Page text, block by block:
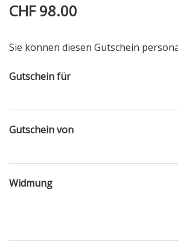
CHF 98.00
Sie können diesen Gutschein
Gutschein für
Gutschein von
Widmung